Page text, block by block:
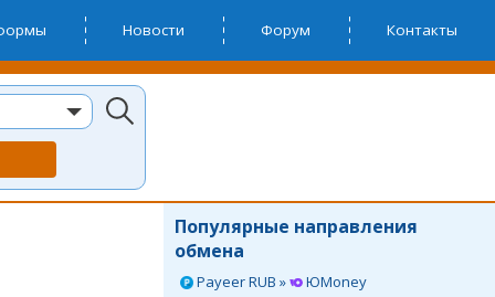
Новости Форум Контакты
Популярные направления
обмена
Payeer RUB »
ЮMoney